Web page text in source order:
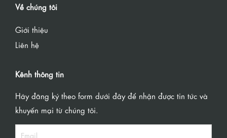
Về chúng tôi
Giới thiệu
Liên hệ
Kênh thông tin
Hãy đăng ký theo form dưới đây để nhận được tin tức và
khuyến mại từ chúng tôi.